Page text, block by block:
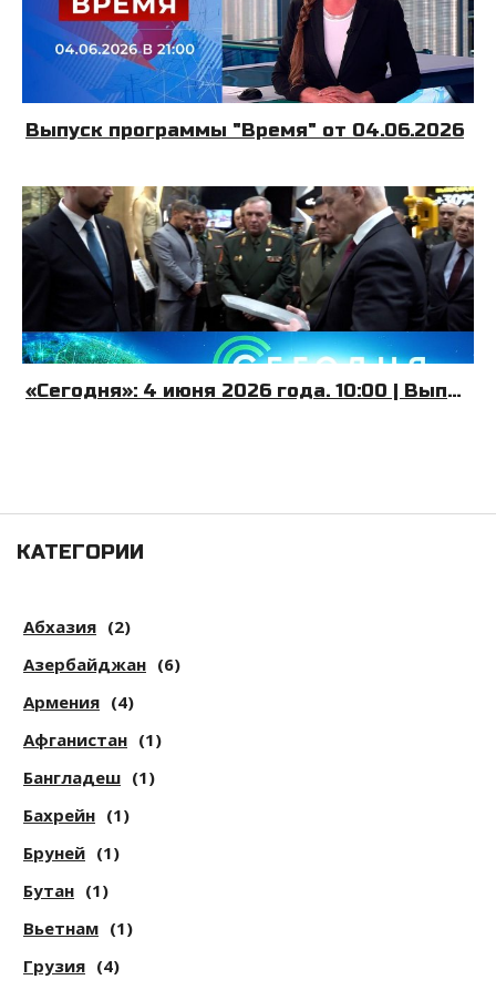
Выпуск программы "Время" от 04.06.2026
«Сегодня»: 4 июня 2026 года. 10:00 | Выпуск новостей | Новости НТВ
КАТЕГОРИИ
Абхазия (2)
Азербайджан (6)
Армения (4)
Афганистан (1)
Бангладеш (1)
Бахрейн (1)
Бруней (1)
Бутан (1)
Вьетнам (1)
Грузия (4)